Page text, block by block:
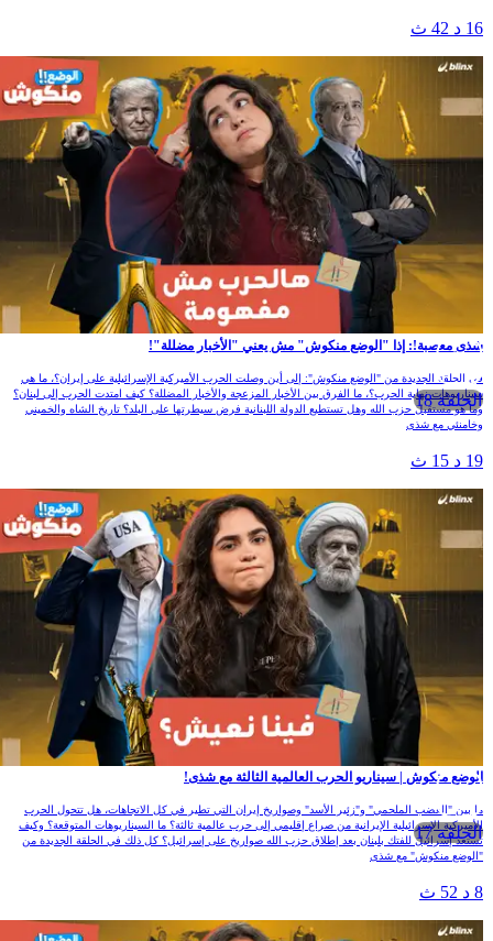
16 د 42 ث
الحلقة 18
شذى معصبة!: إذا "الوضع منكوش" مش يعني "الأخبار مضللة"!
في الحلقة الجديدة من "الوضع منكوش": إلى أين وصلت الحرب الأميركية الإسرائيلية على إيران؟، ما هي
سيناريوهات نهاية الحرب؟، ما الفرق بين الأخبار المزعجة والأخبار المضللة؟ كيف امتدت الحرب إلى لبنان؟
وما هو مستقبل حزب الله وهل تستطيع الدولة اللبنانية فرض سيطرتها على البلد؟ تاريخ الشاه والخميني
وخامنئي مع شذى
19 د 15 ث
الحلقة 17
الوضع منكوش | سيناريو الحرب العالمية الثالثة مع شذى!
ما بين "الغضب الملحمي" و"زئير الأسد" وصواريخ إيران التي تطير في كل الاتجاهات، هل تتحول الحرب
الأميركية الإسرائيلية الإيرانية من صراع إقليمي إلى حرب عالمية ثالثة؟ ما السيناريوهات المتوقعة؟ وكيف
تستعد إسرائيل للفتك بلبنان بعد إطلاق حزب الله صواريخ على إسرائيل؟ كل ذلك في الحلقة الجديدة من
"الوضع منكوش" مع شذى